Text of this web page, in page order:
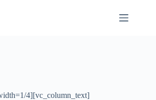
4][vc_column_text]